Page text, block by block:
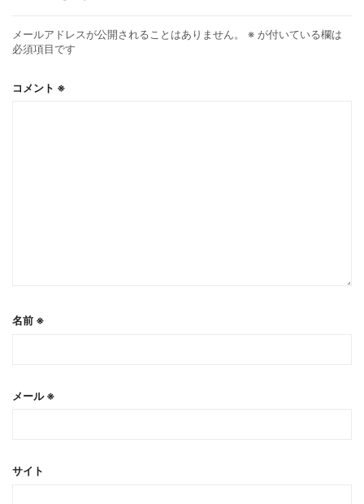
メールアドレスが公開されることはありません。 ※ が付いている欄は
必須項目です
コメント ※
名前 ※
メール※
サイト